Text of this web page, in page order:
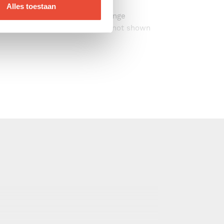
Alles toestaan
baby units will reduce the range
cable for the camera is not shown